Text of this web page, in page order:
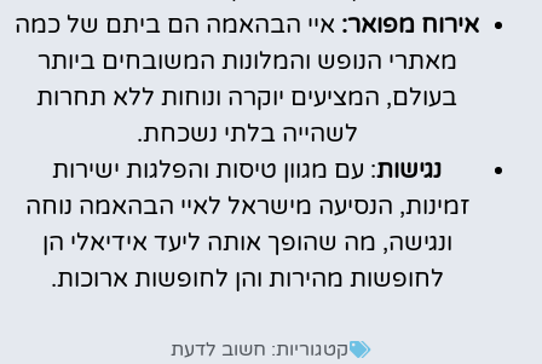
אירוח מפואר: איי הבהאמה הם ביתם של כמה
מאתרי הנופש והמלונות המשובחים ביותר
בעולם, המציעים יוקרה ונוחות ללא תחרות
לשהייה בלתי נשכחת.
נגישות: עם מגוון טיסות והפלגות ישירות
זמינות, הנסיעה מישראל לאיי הבהאמה נוחה
ונגישה, מה שהופך אותה ליעד אידיאלי הן
לחופשות מהירות והן לחופשות ארוכות.
קטגוריות: חשוב לדעת